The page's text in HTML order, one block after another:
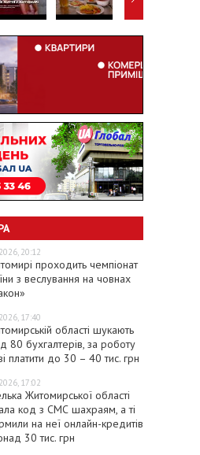
20:12
проходить чемпіонат
з веслування на човнах
17:40
області шукають
80 бухгалтерів, за роботу
платити до 30 – 40 тис. грн
17:02
Житомирської області
код з СМС шахраям, а ті
на неї онлайн-кредитів
30 тис. грн